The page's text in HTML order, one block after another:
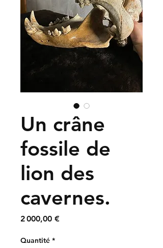
Un crâne
fossile de
lion des
cavernes.
2 000,00 €Prix
Quantité *